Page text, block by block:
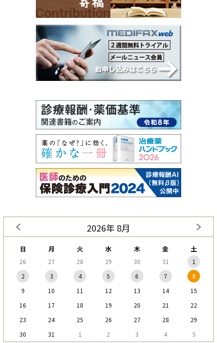
2026年 8月
日 月 火 水 木 金 土
26 27 28 29 30 31
1
2
3 4 5 6 7
8
9
10 11 12 13 14
15
16
17 18 19 20 21
22
23
24 25 26 27 28
29
30
31 1 2 3 4 5